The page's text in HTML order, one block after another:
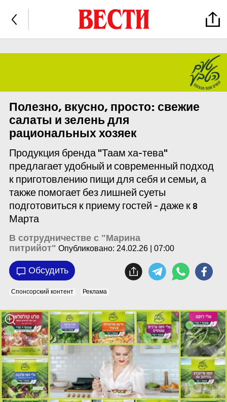
Полезно, вкусно, просто: свежие
салаты и зелень для
рациональных хозяек
Продукция бренда "Таам ха-тева"
предлагает удобный и современный подход
к приготовлению пищи для себя и семьи, а
также помогает без лишней суеты
подготовиться к приему гостей - даже к 8
Марта
В сотрудничестве с "Марина
питрийот" Опубликовано: 24.02.26 | 07:00
Обсудить
Спонсорский контент Реклама